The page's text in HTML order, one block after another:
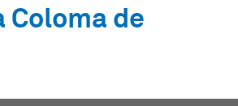
de